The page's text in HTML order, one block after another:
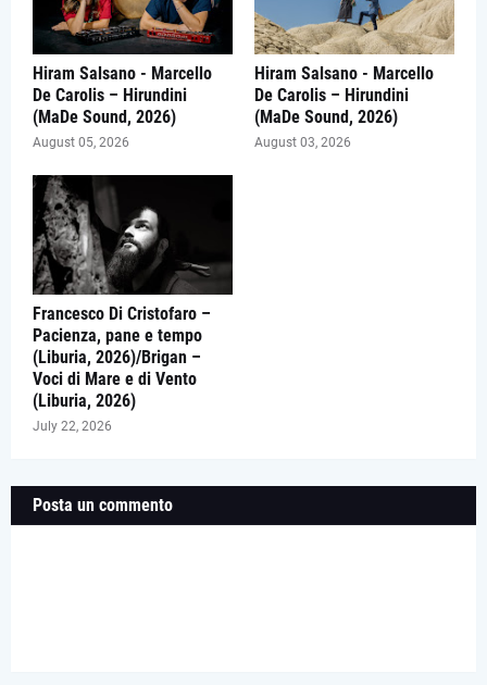
Hiram Salsano - Marcello
De Carolis – Hirundini
(MaDe Sound, 2026)
August 05, 2026
Hiram Salsano - Marcello
De Carolis – Hirundini
(MaDe Sound, 2026)
August 03, 2026
Francesco Di Cristofaro –
Pacienza, pane e tempo
(Liburia, 2026)/Brigan –
Voci di Mare e di Vento
(Liburia, 2026)
July 22, 2026
Posta un commento